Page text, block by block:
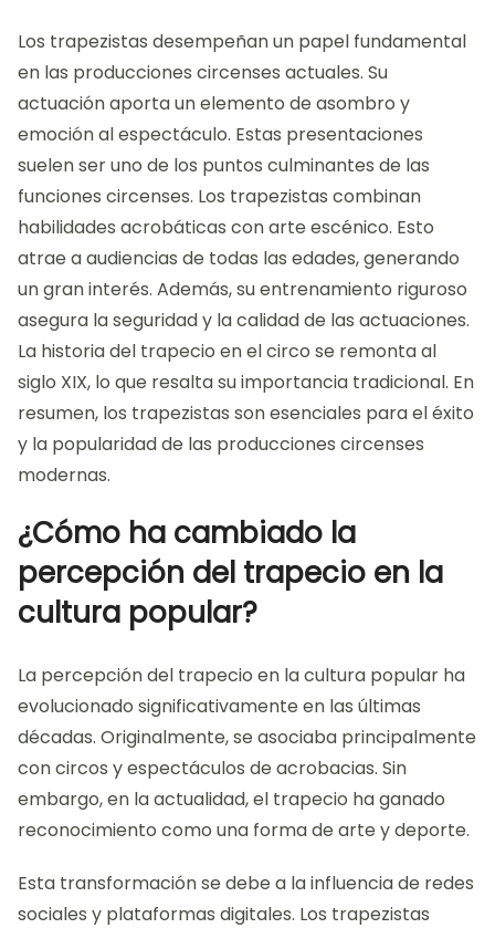
Los trapezistas desempeñan un papel fundamental
en las producciones circenses actuales. Su
actuación aporta un elemento de asombro y
emoción al espectáculo. Estas presentaciones
suelen ser uno de los puntos culminantes de las
funciones circenses. Los trapezistas combinan
habilidades acrobáticas con arte escénico. Esto
atrae a audiencias de todas las edades, generando
un gran interés. Además, su entrenamiento riguroso
asegura la seguridad y la calidad de las actuaciones.
La historia del trapecio en el circo se remonta al
siglo XIX, lo que resalta su importancia tradicional. En
resumen, los trapezistas son esenciales para el éxito
y la popularidad de las producciones circenses
modernas.
¿Cómo ha cambiado la
percepción del trapecio en la
cultura popular?
La percepción del trapecio en la cultura popular ha
evolucionado significativamente en las últimas
décadas. Originalmente, se asociaba principalmente
con circos y espectáculos de acrobacias. Sin
embargo, en la actualidad, el trapecio ha ganado
reconocimiento como una forma de arte y deporte.
Esta transformación se debe a la influencia de redes
sociales y plataformas digitales. Los trapezistas